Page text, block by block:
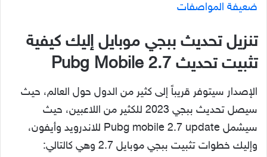
ضعيفة المواصفات
تنزيل تحديث ببجي موبايل إليك كيفية
تثبيت تحديث 2.7 Pubg Mobile
الإصدار سيتوفر قريباً إلى كثير من الدول حول العالم، حيث
سيصل تحديث ببجي 2023 للكثير من اللاعبين، حيث
سيشمل Pubg mobile 2.7 update للاندرويد وأيفون،
وإليك خطوات تثبيت ببجي موبايل 2.7 وهي كالتالي: